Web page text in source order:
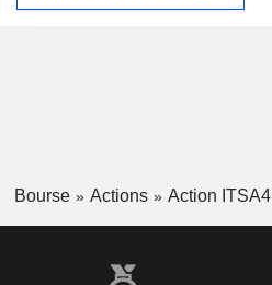
Bourse Actions Action ITSA4